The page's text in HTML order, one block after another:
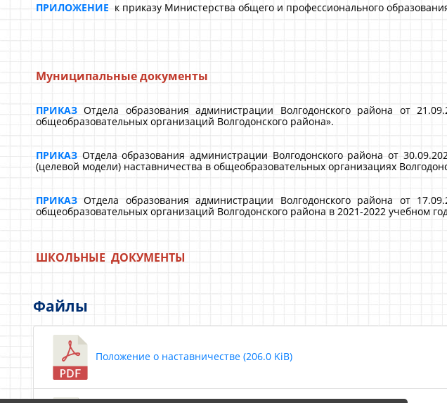
ПРИЛОЖЕНИЕ к приказу Министерства общего и профессионального
Муниципальные документы
ПРИКАЗ Отдела образования администрации Волгодонского района от
общеобразовательных организаций Волгодонского района».
ПРИКАЗ Отдела образования администрации Волгодонского района от
(целевой модели) наставничества в общеобразовательных организациях
ПРИКАЗ Отдела образования администрации Волгодонского района от
общеобразовательных организаций Волгодонского района в 2021-2022 учебном
ШКОЛЬНЫЕ ДОКУМЕНТЫ
Файлы
Положение о наставничестве (206.0 KiB)